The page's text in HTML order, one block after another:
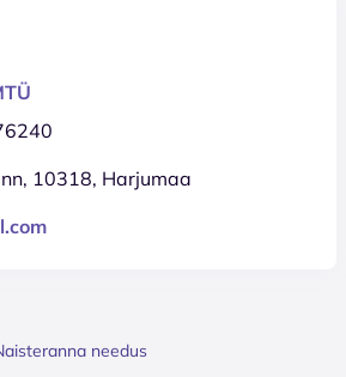
10318, Harjumaa
needus